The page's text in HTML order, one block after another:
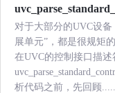
对于大部分的UVC设
展单元”，都是很规矩
在UVC的控制接口描
析代码之前，先回顾